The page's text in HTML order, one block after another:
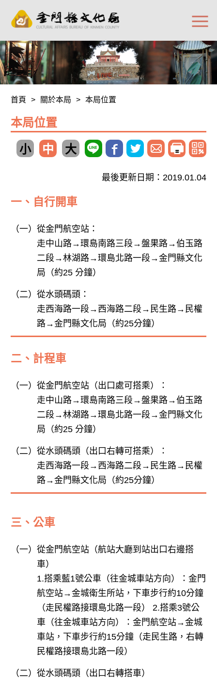
首頁 > 關於本局 > 本局位置
本局位置
小 中 大
最後更新日期：2019.01.04
一、自行開車
（一）從金門航空站：
走中山路→環島南路三段→盤果路→伯玉路
二段→林湖路→環島北路一段→金門縣文化
局（約25 分鐘）
（二）從水頭碼頭：
走西海路一段→西海路二段→民生路→民權
路→金門縣文化局（約25分鐘）
二、計程車
（一）從金門航空站（出口處可搭乘）：
走中山路→環島南路三段→盤果路→伯玉路
二段→林湖路→環島北路一段→金門縣文化
局（約25 分鐘）
（二）從水頭碼頭（出口右轉可搭乘）：
走西海路一段→西海路二段→民生路→民權
路→金門縣文化局（約25分鐘）
三、公車
（一）從金門航空站（航站大廳到站出口右邊搭
車）
1.搭乘藍1號公車（往金城車站方向）：金門
航空站→金城衛生所站，下車步行約10分鐘
（走民權路接環島北路一段） 2.搭乘3號公
車（往金城車站方向）：金門航空站→金城
車站，下車步行約15分鐘（走民生路，右轉
民權路接環島北路一段）
（二）從水頭碼頭（出口右轉搭車）